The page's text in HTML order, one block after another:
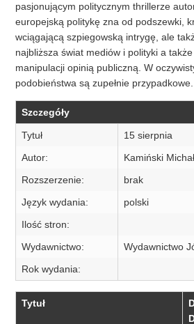
pasjonującym politycznym thrillerze
europejską politykę zna od podszewki,
wciągającą szpiegowską intrygę, ale
najbliższa świat mediów i polityki a
manipulacji opinią publiczną. W
podobieństwa są zupełnie przypadkowe.
Szczegóły
Tytuł
15 sierpnia
Autor:
Kamiński Michał
Rozszerzenie:
brak
Język wydania:
polski
Ilość stron:
Wydawnictwo:
Wydawnictwo
Rok wydania:
Tytuł